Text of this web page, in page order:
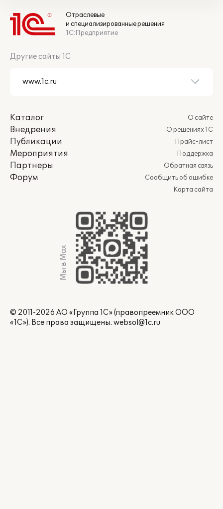
Отраслевые
и специализированные решения
1С:Предприятие
Другие сайты 1С
Каталог
Внедрения
Публикации
Мероприятия
Партнеры
Форум
О сайте
О решениях 1С
Прайс-лист
Поддержка
Обратная связь
Сообщить об ошибке
Карта сайта
Мы в Max
© 2011-2026 АО «Группа 1С» (правопреемник ООО
«1С»). Все права защищены. websol@1c.ru